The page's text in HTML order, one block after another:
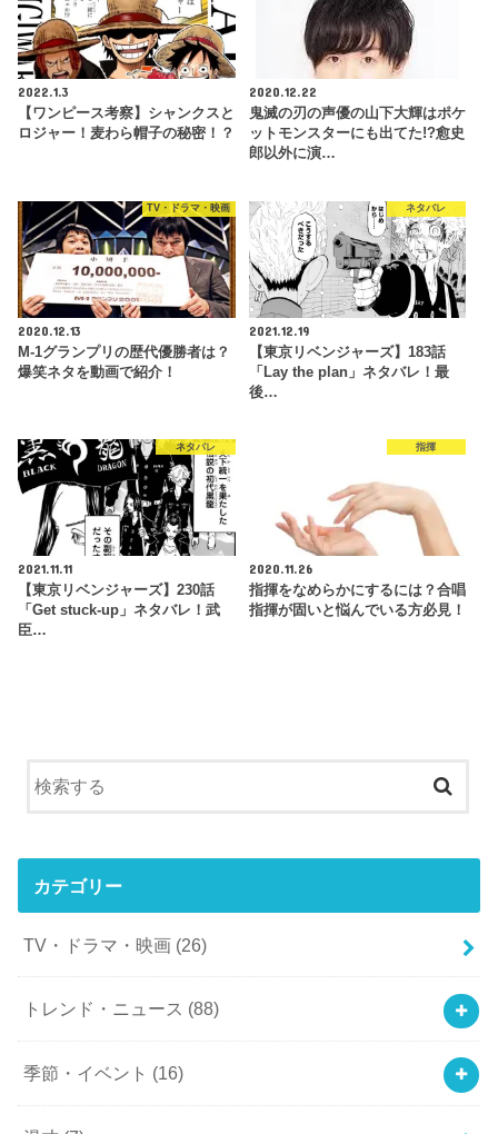
2022.1.3
【ワンピース考察】シャンクスと
ロジャー！麦わら帽子の秘密！？
2020.12.22
鬼滅の刃の声優の山下大輝はポケ
ットモンスターにも出てた!?愈史
郎以外に演…
TV・ドラマ・映画
2020.12.13
M-1グランプリの歴代優勝者は？
爆笑ネタを動画で紹介！
ネタバレ
2021.12.19
【東京リベンジャーズ】183話
「Lay the plan」ネタバレ！最
後…
ネタバレ
2021.11.11
【東京リベンジャーズ】230話
「Get stuck-up」ネタバレ！武
臣…
指揮
2020.11.26
指揮をなめらかにするには？合唱
指揮が固いと悩んでいる方必見！
カテゴリー
TV・ドラマ・映画 (26)
トレンド・ニュース (88)
季節・イベント (16)